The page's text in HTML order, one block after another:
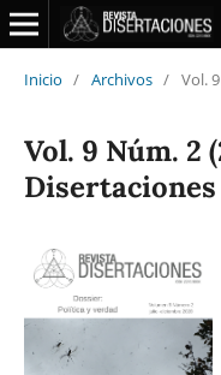
Inicio / Archivos / Vol.
Vol. 9 Núm. 2
Disertaciones